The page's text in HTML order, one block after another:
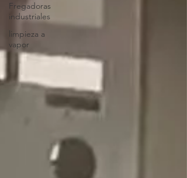
Fregadoras
industriales
limpieza a
vapor